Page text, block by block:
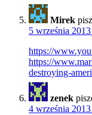
Mirek
5 września
https://
https://
destroying-
zenek
4 września